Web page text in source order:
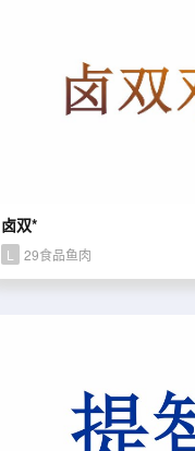
卤双*
L 29食品鱼肉